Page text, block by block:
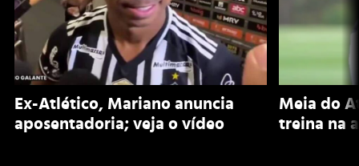
Ex-Atlético, Mariano anuncia
aposentadoria; veja o vídeo
Meia do
treina na